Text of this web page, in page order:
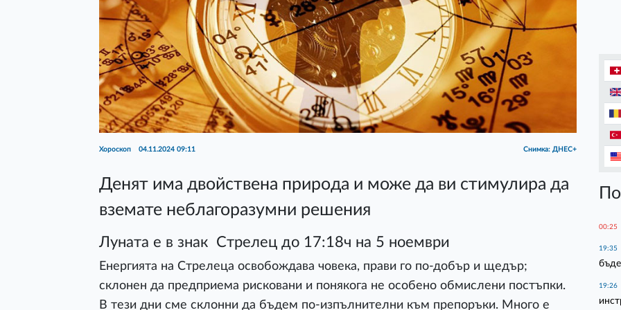
Хороскоп 04.11.2024 09:11 Снимка: ДНЕС+
Денят има двойствена природа и може да ви стимулира да
вземате неблагоразумни решения
Луната е в знак Стрелец до 17:18ч на 5 ноември
Енергията на Стрелеца освобождава човека, прави го по-добър и щедър;
склонен да предприема рисковани и понякога не особено обмислени постъпки.
В тези дни сме склонни да бъдем по-изпълнителни към препоръки. Много е
00:25
19:35
19:26